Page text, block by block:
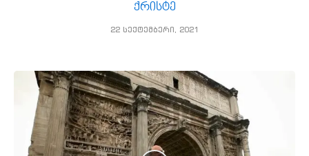
ქრისტე
22 სექტემბერი, 2021